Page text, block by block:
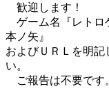
歓迎します！
ゲーム名『レトロ
本ノ矢』
およびＵＲＬを明記
い。
ご報告は不要です